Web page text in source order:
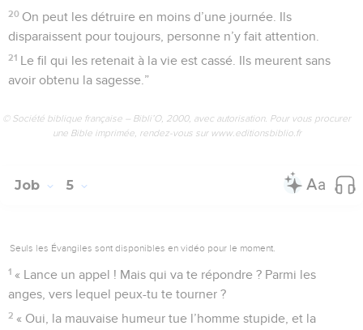
20 On peut les détruire en moins d’une journée. Ils
disparaissent pour toujours, personne n’y fait attention.
21 Le fil qui les retenait à la vie est cassé. Ils meurent sans
avoir obtenu la sagesse.”
© Société biblique française – Bibli’O, 2000, avec autorisation. Pour vous procurer
une Bible imprimée, rendez-vous sur www.editionsbiblio.fr
Job 5
Seuls les Évangiles sont disponibles en vidéo pour le moment.
1 « Lance un appel ! Mais qui va te répondre ? Parmi les
anges, vers lequel peux-tu te tourner ?
2 « Oui, la mauvaise humeur tue l’homme stupide, et la